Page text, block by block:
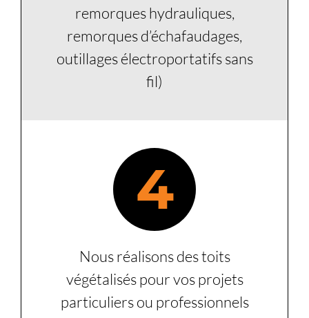
remorques hydrauliques,
remorques d’échafaudages,
outillages électroportatifs sans
fil)
4
Nous réalisons des toits
végétalisés pour vos projets
particuliers ou professionnels